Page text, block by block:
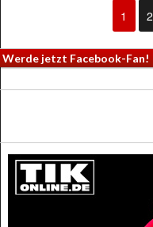
1 2
Werde jetzt Facebook-Fan!